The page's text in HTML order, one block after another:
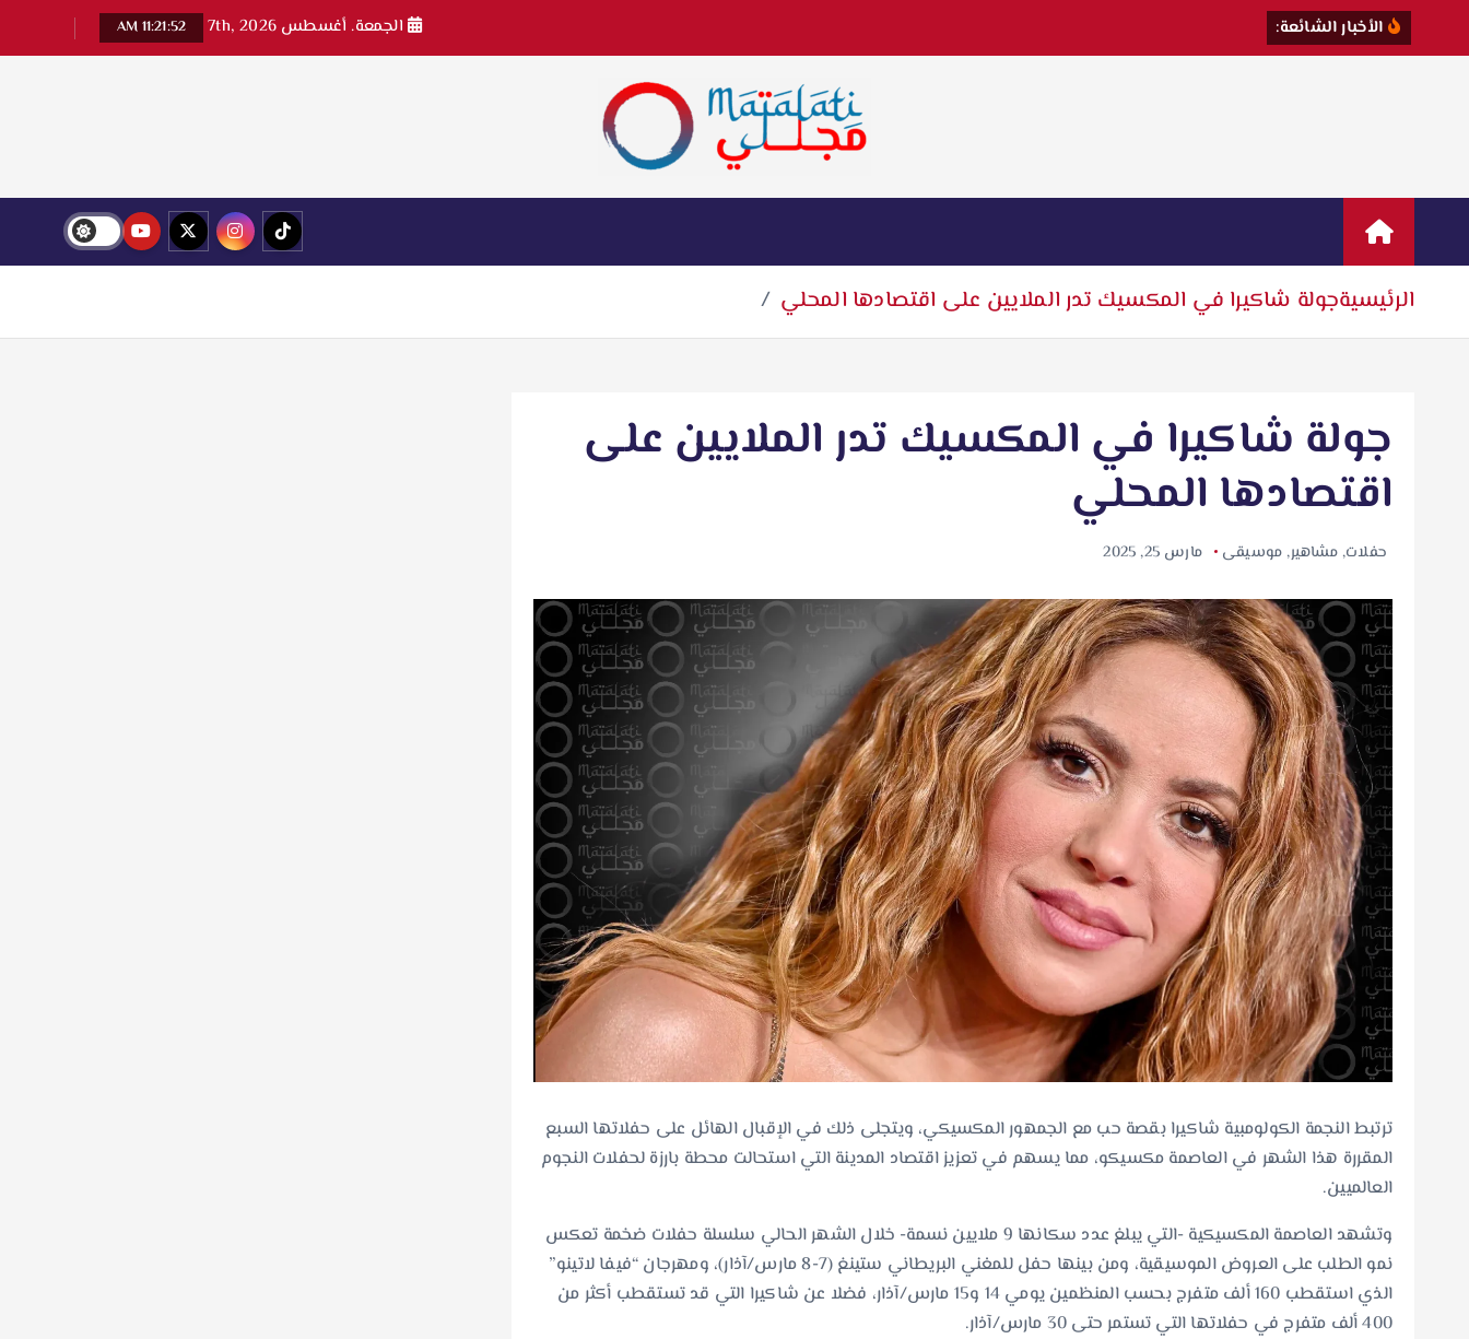
ل
و
إ
الأخبار الشائعة: الجمعة. أغسطس 7th, 2026 11:21:53 AM
اخبار فنية وترفيهية
الرئيسيةجولة شاكيرا في المكسيك تدر الملايين على اقتصادها المحلي
جولة شاكيرا في المكسيك تدر الملايين على
اقتصادها المحلي
حفلات,مشاهير, موسيقى مارس 25, 2025
ترتبط النجمة الكولومبية شاكيرا بقصة حب مع الجمهور المكسيكي، ويتجلى ذلك في الإقبال الهائل على حفلاتها السبع
المقررة هذا الشهر في العاصمة مكسيكو، مما يسهم في تعزيز اقتصاد المدينة التي استحالت محطة بارزة لحفلات النجوم
العالميين.
وتشهد العاصمة المكسيكية -التي يبلغ عدد سكانها 9 ملايين نسمة- خلال الشهر الحالي سلسلة حفلات ضخمة تعكس
نمو الطلب على العروض الموسيقية، ومن بينها حفل للمغني البريطاني ستينغ (7-8 مارس/آذار)، ومهرجان “فيفا لاتينو”
الذي استقطب 160 ألف متفرج بحسب المنظمين يومي 14 و15 مارس/آذار، فضلا عن شاكيرا التي قد تستقطب أكثر من
400 ألف متفرج في حفلاتها التي تستمر حتى 30 مارس/آذار.